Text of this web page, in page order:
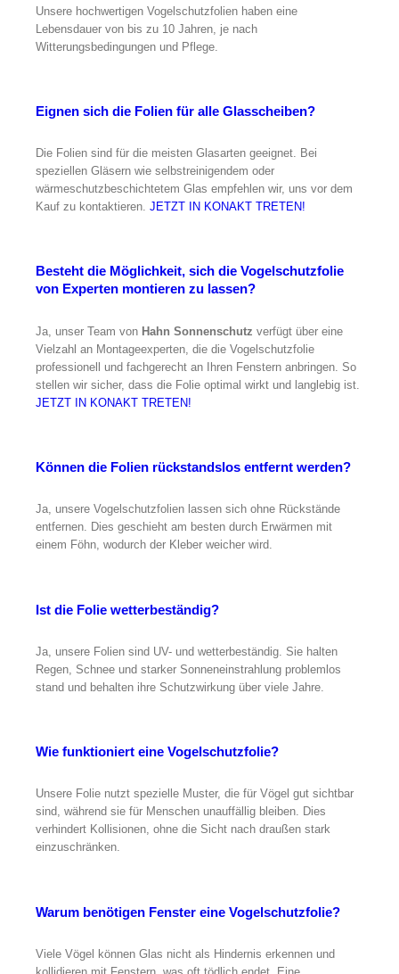
Unsere hochwertigen Vogelschutzfolien haben eine
Lebensdauer von bis zu 10 Jahren, je nach
Witterungsbedingungen und Pflege.
Eignen sich die Folien für alle Glasscheiben?
Die Folien sind für die meisten Glasarten geeignet. Bei
speziellen Gläsern wie selbstreinigendem oder
wärmeschutzbeschichtetem Glas empfehlen wir, uns vor dem
Kauf zu kontaktieren. JETZT IN KONAKT TRETEN!
Besteht die Möglichkeit, sich die Vogelschutzfolie
von Experten montieren zu lassen?
Ja, unser Team von Hahn Sonnenschutz verfügt über eine
Vielzahl an Montageexperten, die die Vogelschutzfolie
professionell und fachgerecht an Ihren Fenstern anbringen. So
stellen wir sicher, dass die Folie optimal wirkt und langlebig ist.
JETZT IN KONAKT TRETEN!
Können die Folien rückstandslos entfernt werden?
Ja, unsere Vogelschutzfolien lassen sich ohne Rückstände
entfernen. Dies geschieht am besten durch Erwärmen mit
einem Föhn, wodurch der Kleber weicher wird.
Ist die Folie wetterbeständig?
Ja, unsere Folien sind UV- und wetterbeständig. Sie halten
Regen, Schnee und starker Sonneneinstrahlung problemlos
stand und behalten ihre Schutzwirkung über viele Jahre.
Wie funktioniert eine Vogelschutzfolie?
Unsere Folie nutzt spezielle Muster, die für Vögel gut sichtbar
sind, während sie für Menschen unauffällig bleiben. Dies
verhindert Kollisionen, ohne die Sicht nach draußen stark
einzuschränken.
Warum benötigen Fenster eine Vogelschutzfolie?
Viele Vögel können Glas nicht als Hindernis erkennen und